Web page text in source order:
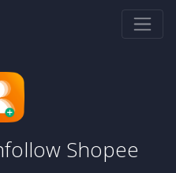
Shopee